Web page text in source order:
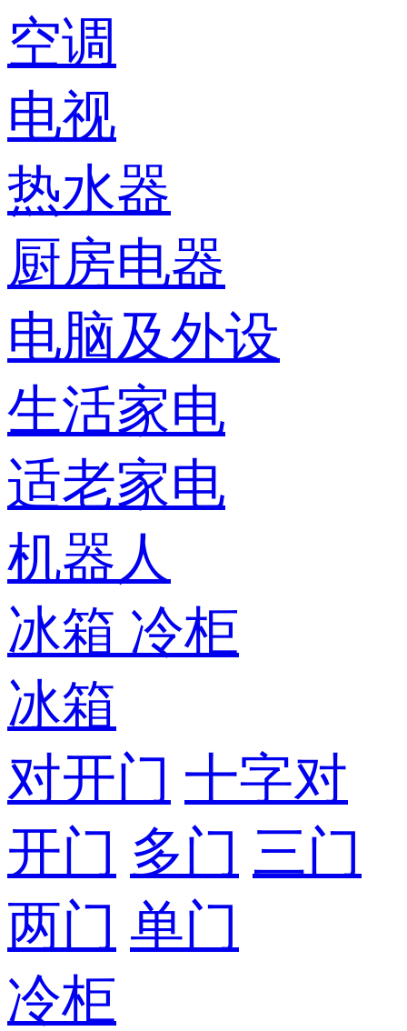
空调
电视
热水器
厨房电器
电脑及外设
生活家电
适老家电
机器人
冰箱 冷柜
冰箱
对开门 十字对
开门 多门 三门
两门 单门
冷柜